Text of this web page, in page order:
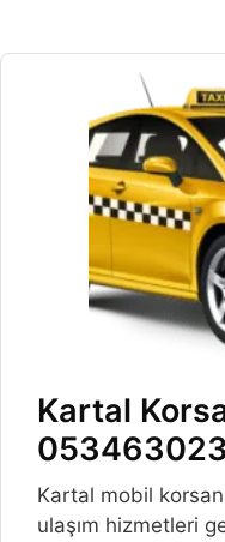
Kartal
Kartal mobil
ulaşım hizmetleri